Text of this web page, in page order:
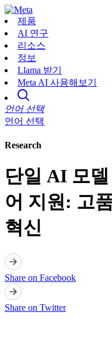
제품
AI 연구
리소스
정보
Llama 받기
Meta AI 사용해보기
언어 선택
언어 선택
Research
단일 AI 모
어 지원: 고
혁신
Share on Facebook
Share on Twitter